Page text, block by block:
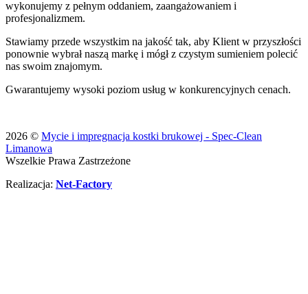
wykonujemy z pełnym oddaniem, zaangażowaniem i
profesjonalizmem.
Stawiamy przede wszystkim na jakość tak, aby Klient w przyszłości
ponownie wybrał naszą markę i mógł z czystym sumieniem polecić
nas swoim znajomym.
Gwarantujemy wysoki poziom usług w konkurencyjnych cenach.
2026 © Mycie i impregnacja kostki brukowej - Spec-Clean
Limanowa
Wszelkie Prawa Zastrzeżone
Realizacja: Net-Factory